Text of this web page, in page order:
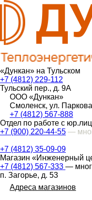
«Дункан» на Тульском
+7 (4812) 229-112
Тульский пер., д. 9А
ООО «Дункан»
Смоленск, ул.
+7 (4812) 567-888
Отдел по работе с
+7 (900) 220-44-55 —
+7 (4812) 35-09-09
Магазин «Инженерный
+7 (4812) 567-333 —
п. Загорье, д. 53
Адреса магазинов